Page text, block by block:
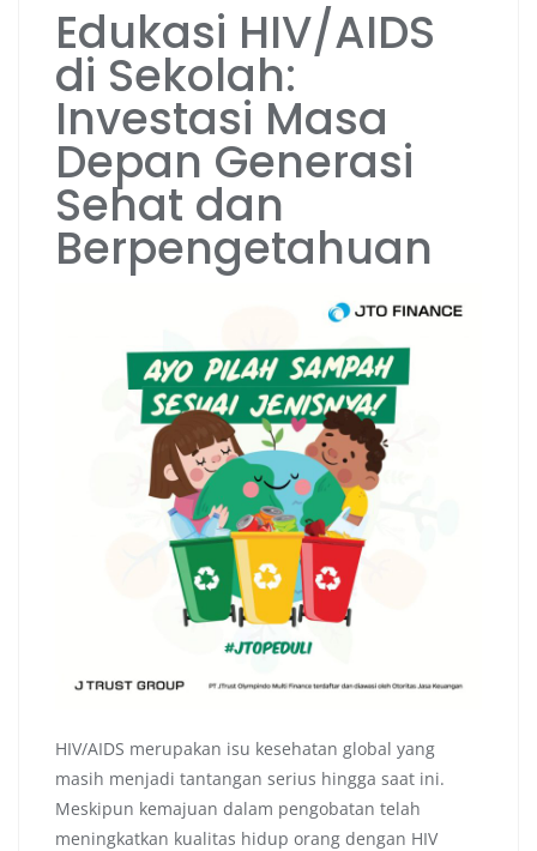
Edukasi HIV/AIDS
di Sekolah:
Investasi Masa
Depan Generasi
Sehat dan
Berpengetahuan
HIV/AIDS merupakan isu kesehatan global yang
masih menjadi tantangan serius hingga saat ini.
Meskipun kemajuan dalam pengobatan telah
meningkatkan kualitas hidup orang dengan HIV